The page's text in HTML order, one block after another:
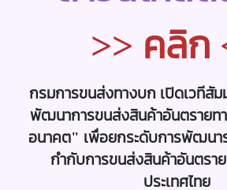
>> คลิก
กรมการขนส่งทางบก เปิดเวทีสั
พัฒนาการขนส่งสินค้าอันตรายท
อนาคต" เพื่อยกระดับการพัฒนา
กำกับการขนส่งสินค้าอันตรา
ประเทศไทย